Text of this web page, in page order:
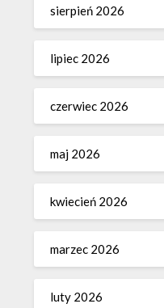
sierpień 2026
lipiec 2026
czerwiec 2026
maj 2026
kwiecień 2026
marzec 2026
luty 2026